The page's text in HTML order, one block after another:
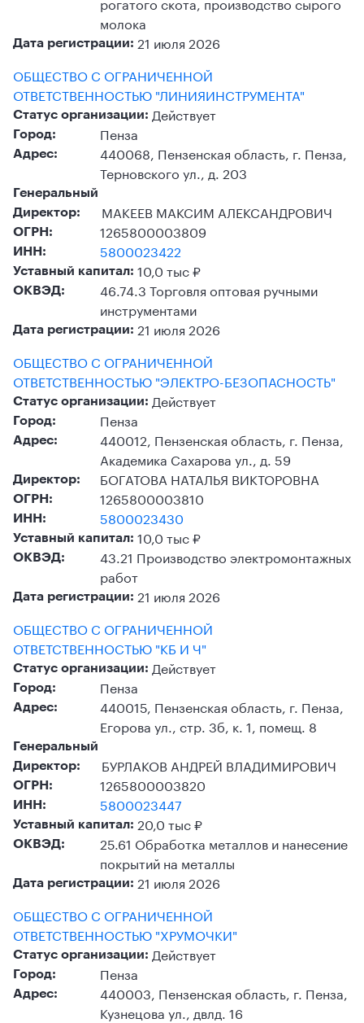
молока
Дата регистрации: 21 июля 2026
ОБЩЕСТВО С ОГРАНИЧЕННОЙ
ОТВЕТСТВЕННОСТЬЮ "ЛИНИЯИНСТРУМЕНТА"
Статус организации: Действует
Город: Пенза
Адрес:
440068, Пензенская область, г. Пенза,
Терновского ул., д. 203
Генеральный
Директор:
МАКЕЕВ МАКСИМ АЛЕКСАНДРОВИЧ
ОГРН: 1265800003809
ИНН: 5800023422
Уставный капитал: 10,0 тыс ₽
ОКВЭД:
46.74.3 Торговля оптовая ручными
инструментами
Дата регистрации: 21 июля 2026
ОБЩЕСТВО С ОГРАНИЧЕННОЙ
ОТВЕТСТВЕННОСТЬЮ "ЭЛЕКТРО-БЕЗОПАСНОСТЬ"
Статус организации: Действует
Город: Пенза
Адрес:
440012, Пензенская область, г. Пенза,
Академика Сахарова ул., д. 59
Директор: БОГАТОВА НАТАЛЬЯ ВИКТОРОВНА
ОГРН: 1265800003810
ИНН: 5800023430
Уставный капитал: 10,0 тыс ₽
ОКВЭД:
43.21 Производство электромонтажных
работ
Дата регистрации: 21 июля 2026
ОБЩЕСТВО С ОГРАНИЧЕННОЙ
ОТВЕТСТВЕННОСТЬЮ "КБ И Ч"
Статус организации: Действует
Город: Пенза
Адрес:
440015, Пензенская область, г. Пенза,
Егорова ул., стр. 3б, к. 1, помещ. 8
Генеральный
Директор:
БУРЛАКОВ АНДРЕЙ ВЛАДИМИРОВИЧ
ОГРН: 1265800003820
ИНН: 5800023447
Уставный капитал: 20,0 тыс ₽
ОКВЭД:
25.61 Обработка металлов и нанесение
покрытий на металлы
Дата регистрации: 21 июля 2026
ОБЩЕСТВО С ОГРАНИЧЕННОЙ
ОТВЕТСТВЕННОСТЬЮ "ХРУМОЧКИ"
Статус организации: Действует
Город: Пенза
Адрес:
440003, Пензенская область, г. Пенза,
Кузнецова ул., двлд. 16